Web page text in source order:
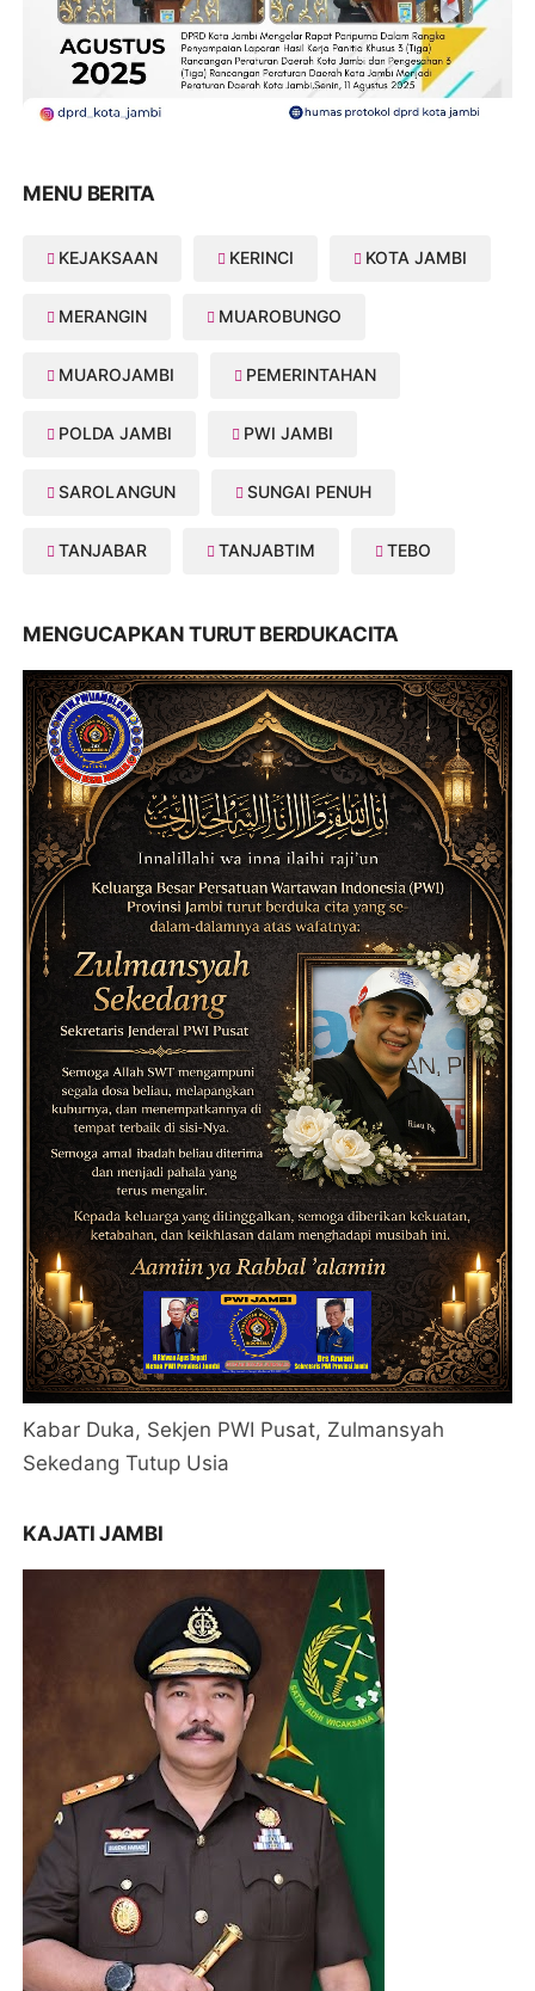
MENU BERITA
KEJAKSAAN KERINCI KOTA JAMBI
MERANGIN MUAROBUNGO
MUAROJAMBI PEMERINTAHAN
POLDA JAMBI PWI JAMBI
SAROLANGUN SUNGAI PENUH
TANJABAR TANJABTIM TEBO
MENGUCAPKAN TURUT BERDUKACITA
Kabar Duka, Sekjen PWI Pusat, Zulmansyah
Sekedang Tutup Usia
KAJATI JAMBI